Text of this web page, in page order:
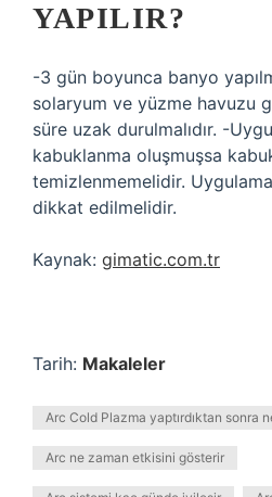
YAPILIR?
-3 gün boyunca banyo
solaryum ve yüzme havuzu
süre uzak durulmalıdır. -
kabuklanma oluşmuşsa
temizlenmemelidir.
dikkat edilmelidir.
Kaynak: gimatic.com.tr
Tarih: Makaleler
Arc Cold Plazma yaptırdıktan sonra
Arc ne zaman etkisini gösterir